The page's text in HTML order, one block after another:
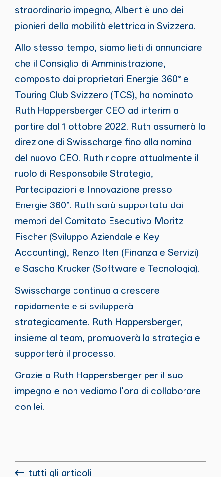
straordinario impegno, Albert è uno dei
pionieri della mobilità elettrica in Svizzera.
Allo stesso tempo, siamo lieti di annunciare
che il Consiglio di Amministrazione,
composto dai proprietari Energie 360° e
Touring Club Svizzero (TCS), ha nominato
Ruth Happersberger CEO ad interim a
partire dal 1 ottobre 2022. Ruth assumerà la
direzione di Swisscharge fino alla nomina
del nuovo CEO. Ruth ricopre attualmente il
ruolo di Responsabile Strategia,
Partecipazioni e Innovazione presso
Energie 360°. Ruth sarà supportata dai
membri del Comitato Esecutivo Moritz
Fischer (Sviluppo Aziendale e Key
Accounting), Renzo Iten (Finanza e Servizi)
e Sascha Krucker (Software e Tecnologia).
Swisscharge continua a crescere
rapidamente e si svilupperà
strategicamente. Ruth Happersberger,
insieme al team, promuoverà la strategia e
supporterà il processo.
Grazie a Ruth Happersberger per il suo
impegno e non vediamo l'ora di collaborare
con lei.
tutti gli articoli